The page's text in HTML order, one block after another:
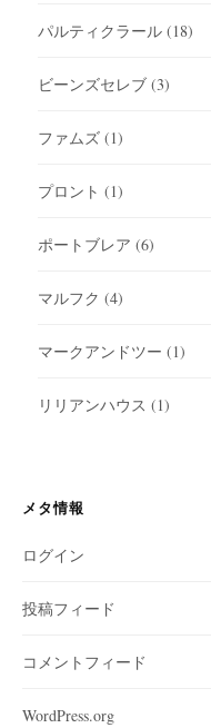
パルティクラール (18)
ビーンズセレブ (3)
ファムズ (1)
プロント (1)
ポートブレア (6)
マルフク (4)
マークアンドツー (1)
リリアンハウス (1)
メタ情報
ログイン
投稿フィード
コメントフィード
WordPress.org